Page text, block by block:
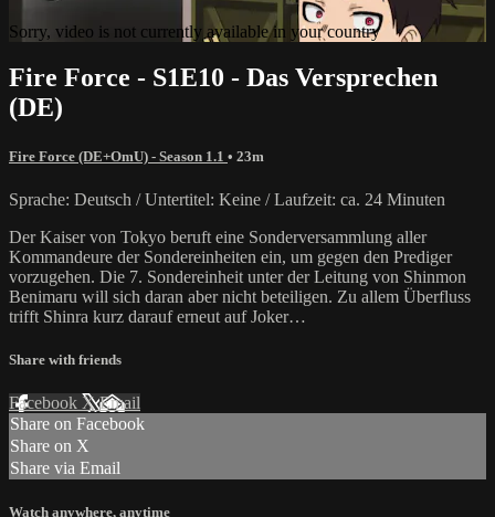
Sorry, video is not currently available in your country
Fire Force - S1E10 - Das Versprechen
(DE)
Fire Force (DE+OmU) - Season 1.1 • 23m
Sprache: Deutsch / Untertitel: Keine / Laufzeit: ca. 24 Minuten
Der Kaiser von Tokyo beruft eine Sonderversammlung aller
Kommandeure der Sondereinheiten ein, um gegen den Prediger
vorzugehen. Die 7. Sondereinheit unter der Leitung von Shinmon
Benimaru will sich daran aber nicht beteiligen. Zu allem Überfluss
trifft Shinra kurz darauf erneut auf Joker…
Share with friends
Facebook XEmail
Share on Facebook
Share on X
Share via Email
Watch anywhere, anytime